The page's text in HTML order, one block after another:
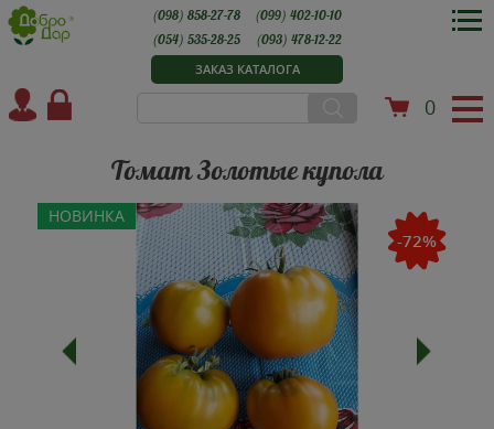
ЗАКАЗ КАТАЛОГА
0
(098) 858-27-78
(099) 402-10-10
(054) 535-28-25
(093) 478-12-22
Томат Золотые купола
НОВИНКА
-72%